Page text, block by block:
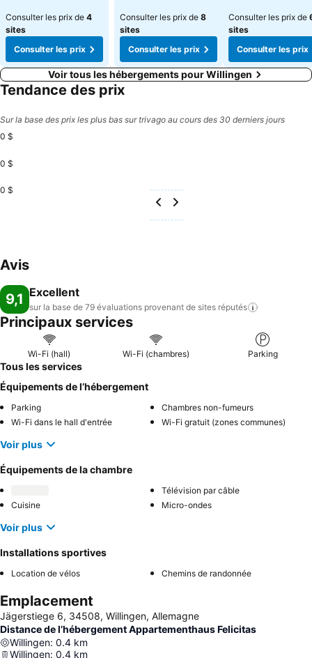
Consulter les prix de 4
sites
Consulter les prix
Consulter les prix de 8
sites
Consulter les prix
Consulter les prix de
sites
Consulter les prix
Voir tous les hébergements pour Willingen
Tendance des prix
Sur la base des prix les plus bas sur trivago au cours des 30 derniers jours
0 $
0 $
0 $
Avis
9,1 Excellent
sur la base de 79 évaluations provenant de sites réputés
Principaux services
Wi-Fi (hall) Wi-Fi (chambres) Parking
Tous les services
Équipements de l’hébergement
Parking
Chambres non-fumeurs
Wi-Fi dans le hall d'entrée
Wi-Fi gratuit (zones communes)
Voir plus
Équipements de la chambre
Télévision par câble
Cuisine
Micro-ondes
Voir plus
Installations sportives
Location de vélos Chemins de randonnée
Emplacement
Jägerstiege 6, 34508, Willingen, Allemagne
Distance de l’hébergement Appartementhaus Felicitas
Willingen: 0.4 km
Willingen: 0.4 km